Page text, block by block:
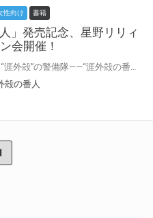
性向け 書籍
」発売記念、星野リリィ
会開催！
殻の番人